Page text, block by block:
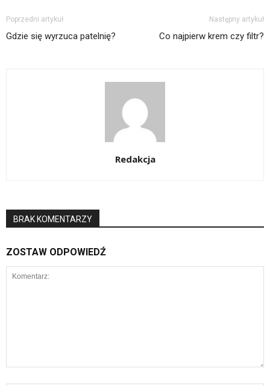
Poprzedni artykuł
Gdzie się wyrzuca patelnię?
Następny artykuł
Co najpierw krem czy filtr?
Redakcja
BRAK KOMENTARZY
ZOSTAW ODPOWIEDŹ